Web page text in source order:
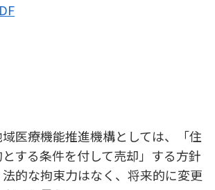
医療機能推進機構としては、「住
する条件を付して売却」する方針
的な拘束力はなく、将来的に変更